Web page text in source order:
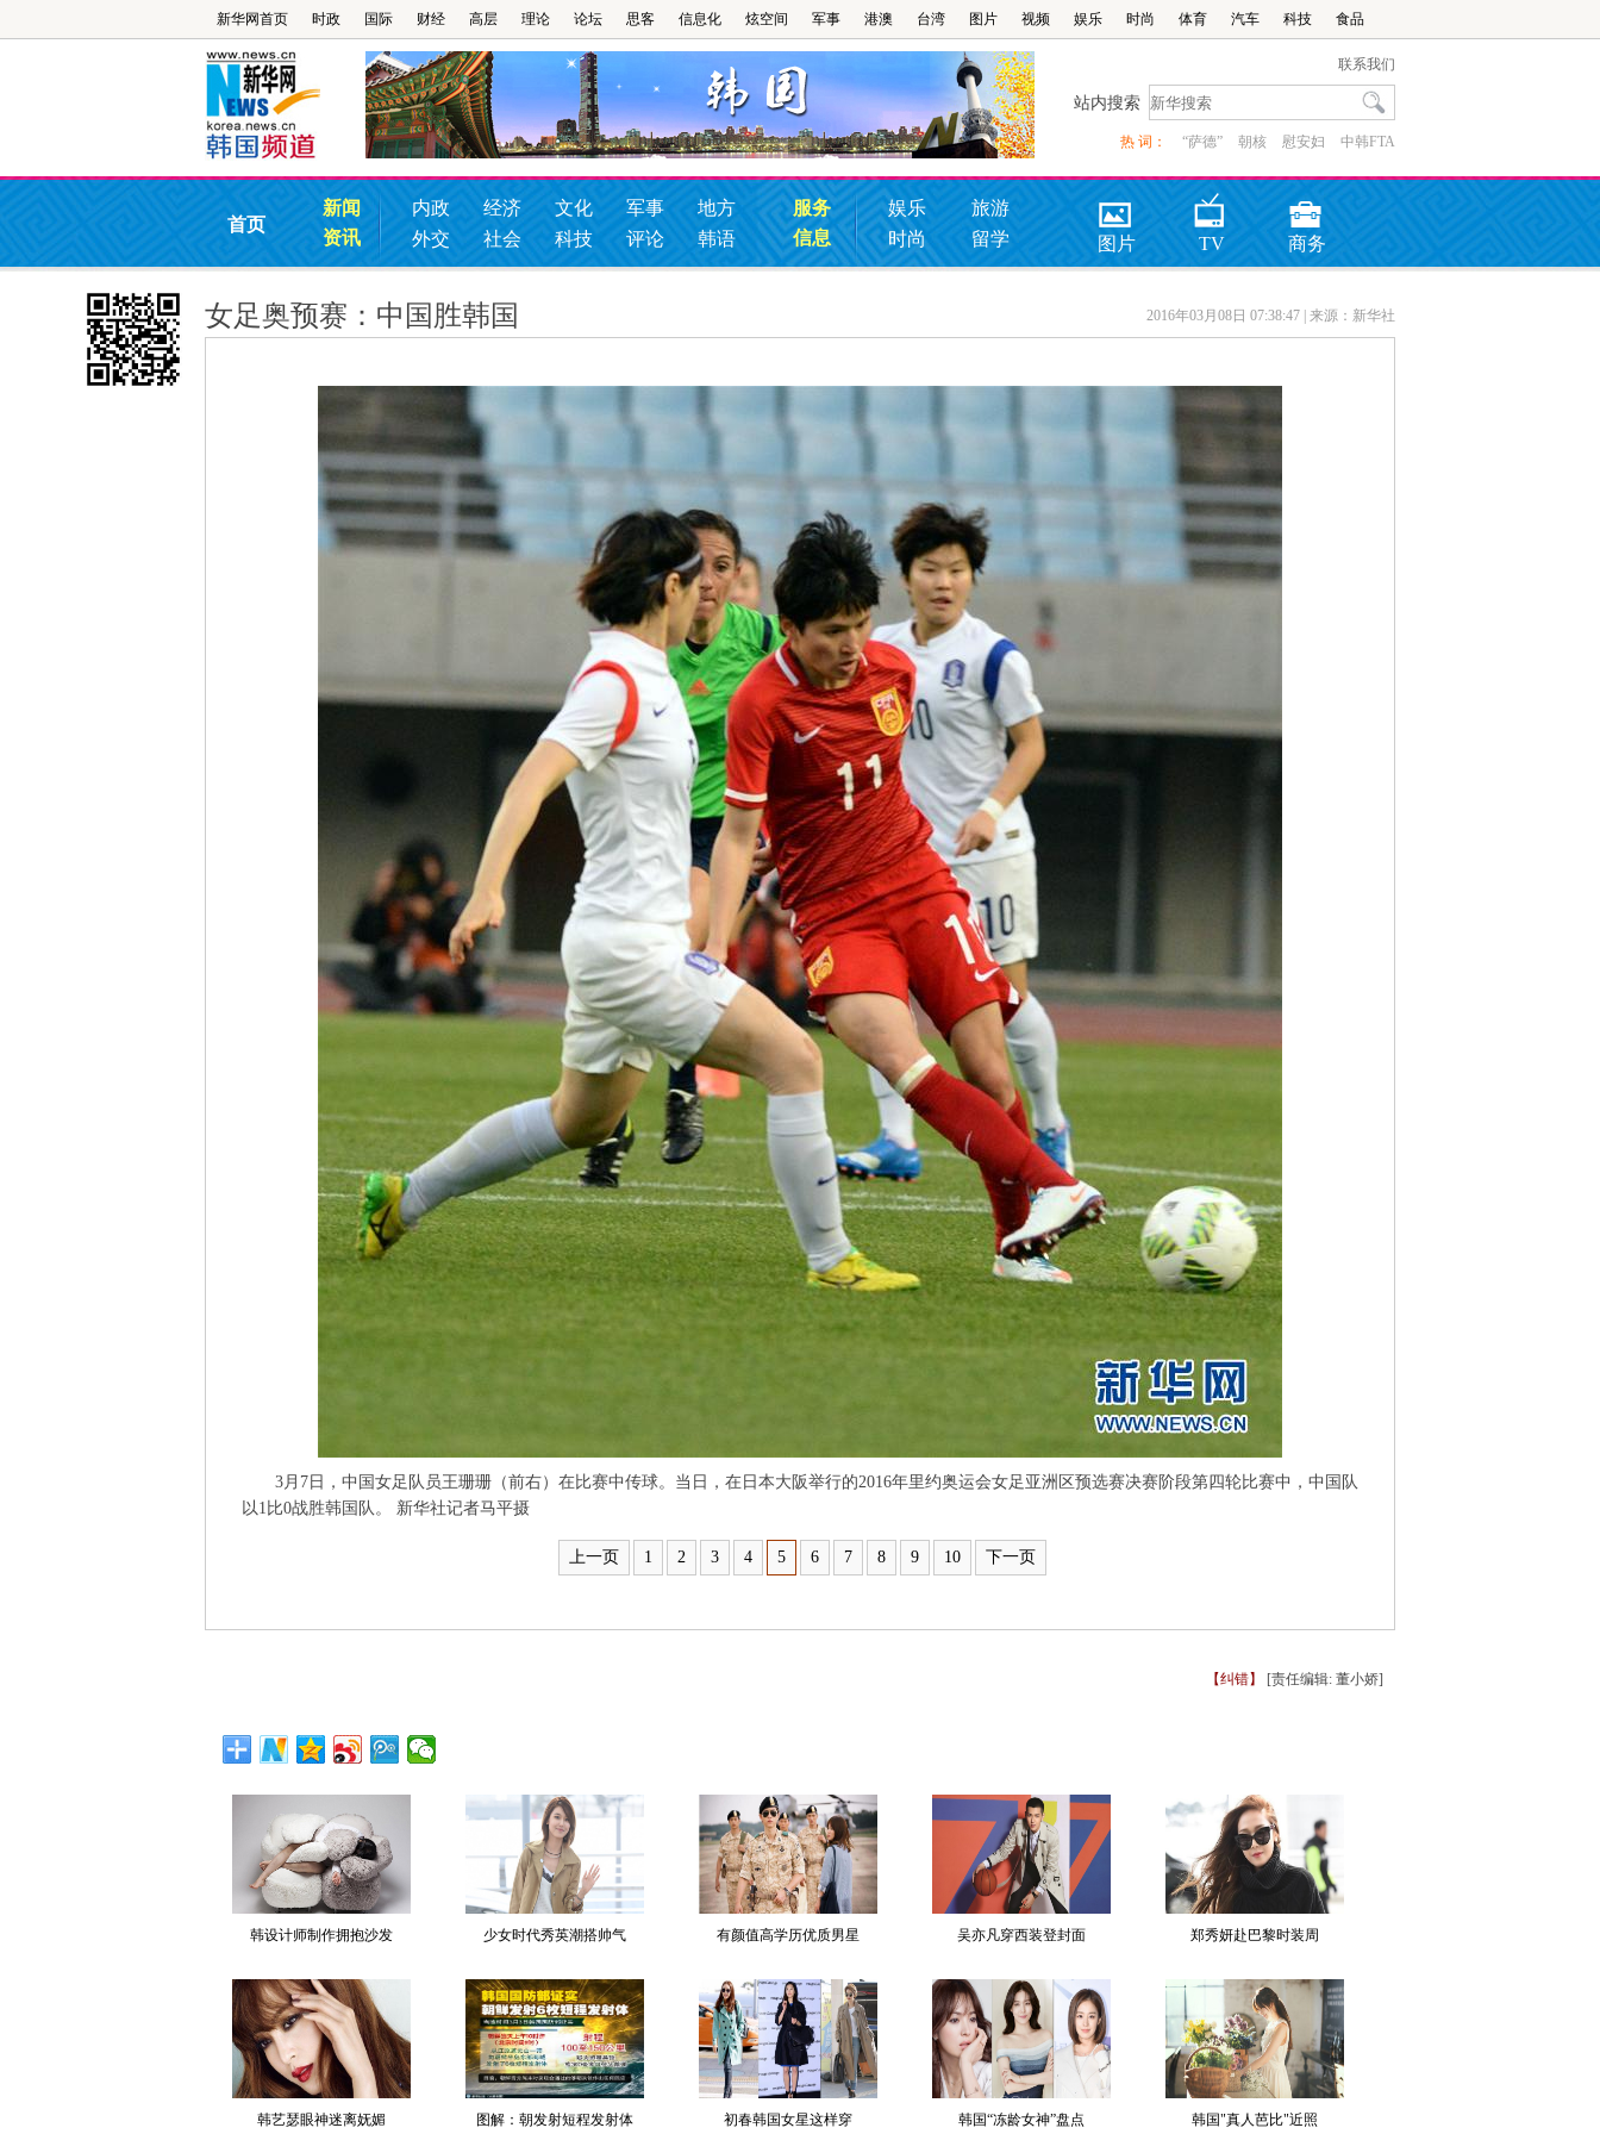
新华网首页 时政 国际 财经 高层 理论 论坛 思客 信息化 炫空间 军事 港澳 台湾 图片 视频 娱乐 时尚 体育 汽车 科技 食品
联系我们
站内搜索
热 词： “萨德” 朝核 慰安妇 中韩FTA
首页
新闻
资讯
内政 经济 文化 军事
地方
外交
社会 科技 评论 韩语
服务
信息
娱乐
旅游
时尚
留学 图片 TV 商务
女足奥预赛：中国胜韩国 2016年03月08日 07:38:47 | 来源：新华社
3月7日，中国女足队员王珊珊（前右）在比赛中传球。当日，在日本大阪举行的2016年里约奥运会女足亚洲区预选赛决赛阶段第四轮比赛中，中国队
以1比0战胜韩国队。 新华社记者马平摄
上一页 1 2 3 4 5 6 7 8 9 10 下一页
【纠错】 [责任编辑: 董小娇]
韩设计师制作拥抱沙发 少女时代秀英潮搭帅气 有颜值高学历优质男星 吴亦凡穿西装登封面 郑秀妍赴巴黎时装周
韩艺瑟眼神迷离妩媚 图解：朝发射短程发射体 初春韩国女星这样穿 韩国“冻龄女神”盘点 韩国"真人芭比"近照